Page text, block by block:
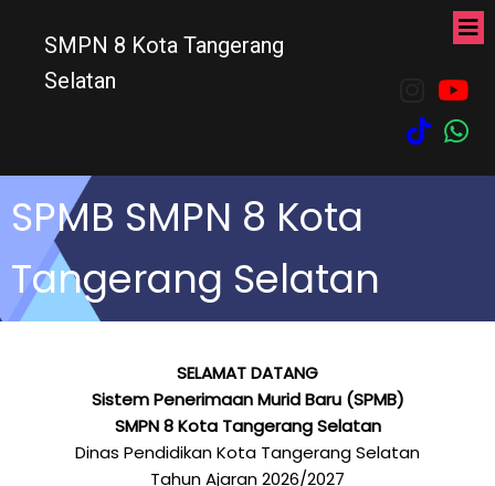
SMPN 8 Kota Tangerang
Selatan
SPMB SMPN 8 Kota
Tangerang Selatan
SELAMAT DATANG
Sistem Penerimaan Murid Baru (SPMB)
SMPN 8 Kota Tangerang Selatan
Dinas Pendidikan Kota Tangerang Selatan
Tahun Ajaran 2026/2027